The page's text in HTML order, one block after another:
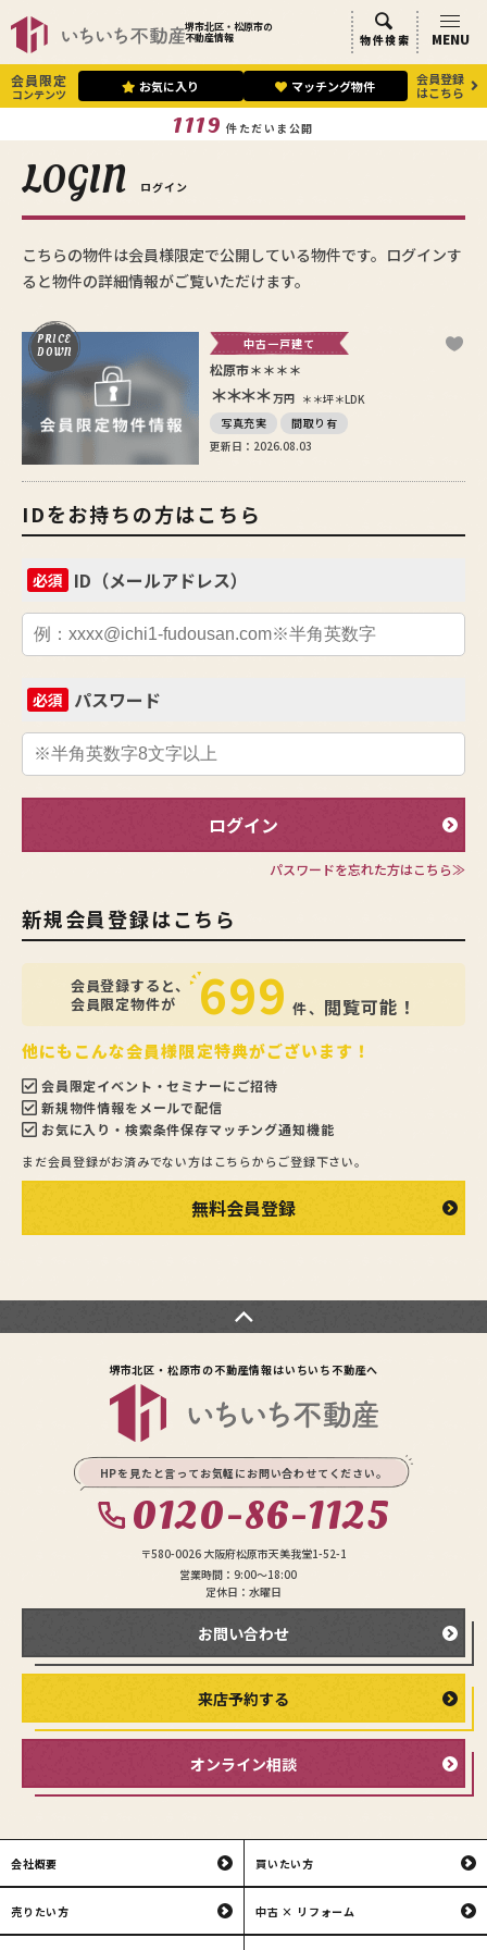
堺市北区・松原市の
不動産情報 物件検索 MENU
会員限定
コンテンツ お気に入り マッチング物件
会員登録
はこちら
1119 件ただいま公開
LOGIN ログイン
こちらの物件は会員様限定で公開している物件です。ログインす
ると物件の詳細情報がご覧いただけます。
PRICE
DOWN
中古一戸建て
松原市＊＊＊＊
＊＊＊＊ 万円 ＊＊坪＊LDK
写真充実
間取り有
更新日：2026.08.03
IDをお持ちの方はこちら
必須 ID（メールアドレス）
必須 パスワード
ログイン
パスワードを忘れた方はこちら≫
新規会員登録はこちら
会員登録すると、
会員限定物件が
699 件、 閲覧可能！
他にもこんな会員様限定特典がございます！
会員限定イベント・セミナーにご招待
新規物件情報をメールで配信
お気に入り・検索条件保存マッチング通知機能
まだ会員登録がお済みでない方はこちらからご登録下さい。
無料会員登録
堺市北区・松原市の不動産情報はいちいち不動産へ
HPを見たと言ってお気軽にお問い合わせてください。
0120-86-1125
〒580-0026 大阪府松原市天美我堂1-52-1
営業時間：9:00〜18:00
定休日：水曜日
お問い合わせ
来店予約する
オンライン相談
会社概要 買いたい方
売りたい方 中古 × リフォーム